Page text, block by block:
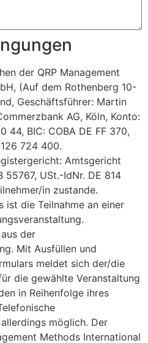
der QRP Management
(Auf dem Rothenberg 10-
Geschäftsführer: Martin
AG, Köln, Konto:
44, BIC: COBA DE FF 370,
724 400.
Amtsgericht
55767, USt.-IdNr. DE 814
in zustande.
ist die Teilnahme an einer
der
Mit Ausfüllen und
meldet sich der/die
die gewählte Veranstaltung
in Reihenfolge ihres
möglich. Der
Methods International